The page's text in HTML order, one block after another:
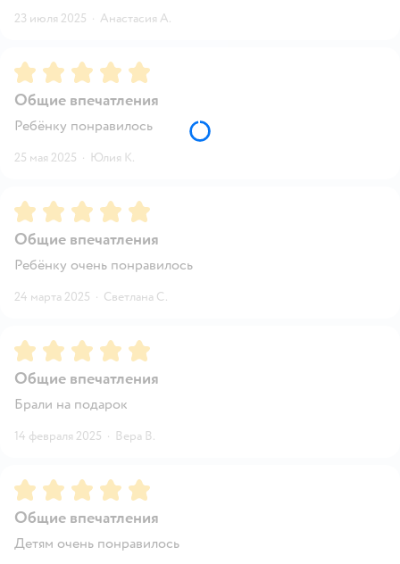
23 июля 2025 · Анастасия А.
Рейтинг:5
Общие впечатления
Ребёнку понравилось
25 мая 2025 · Юлия К.
Рейтинг:5
Общие впечатления
Ребёнку очень понравилось
24 марта 2025 · Светлана С.
Рейтинг:5
Общие впечатления
Брали на подарок
14 февраля 2025 · Вера В.
Рейтинг:5
Общие впечатления
Детям очень понравилось